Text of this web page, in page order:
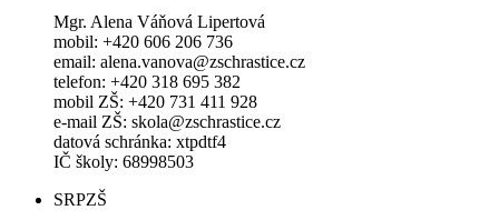
Mgr. Alena Váňová Lipertová
mobil: +420 606 206 736
email: alena.vanova@zschrastice.cz
telefon: +420 318 695 382
mobil ZŠ: +420 731 411 928
e-mail ZŠ: skola@zschrastice.cz
datová schránka: xtpdtf4
IČ školy: 68998503
SRPZŠ